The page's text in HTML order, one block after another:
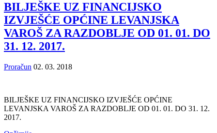
BILJEŠKE UZ FINANCIJSKO
IZVJEŠĆE OPĆINE LEVANJSKA
VAROŠ ZA RAZDOBLJE OD 01. 01. DO
31. 12. 2017.
Proračun 02. 03. 2018
BILJEŠKE UZ FINANCIJSKO IZVJEŠĆE OPĆINE
LEVANJSKA VAROŠ ZA RAZDOBLJE OD 01. 01. DO 31. 12.
2017.